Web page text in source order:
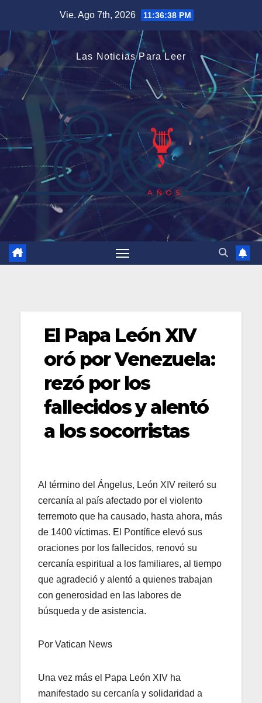
contenido
Vie. Ago 7th, 2026 11:36:39 PM
Las Noticias Para Leer
El Papa León XIV
oró por Venezuela:
rezó por los
fallecidos y alentó
a los socorristas
Al término del Ángelus, León XIV reiteró su
cercanía al país afectado por el violento
terremoto que ha causado, hasta ahora, más
de 1400 víctimas. El Pontífice elevó sus
oraciones por los fallecidos, renovó su
cercanía espiritual a los familiares, al tiempo
que agradeció y alentó a quienes trabajan
con generosidad en las labores de
búsqueda y de asistencia.
Por Vatican News
Una vez más el Papa León XIV ha
manifestado su cercanía y solidaridad a